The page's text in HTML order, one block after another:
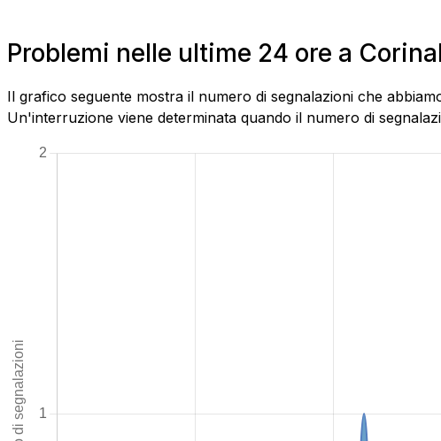
Problemi nelle ultime 24 ore a
Il grafico seguente mostra il numero di segnalazioni che
Un'interruzione viene determinata quando il numero di